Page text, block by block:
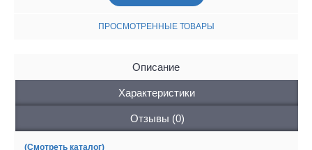
ПРОСМОТРЕННЫЕ ТОВАРЫ
Описание
Характеристики
Отзывы (0)
(Смотреть каталог)